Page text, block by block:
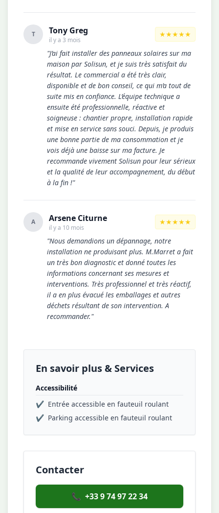
T Tony Greg
il y a 3 mois
★★★★★
"J’ai fait installer des panneaux solaires sur ma
maison par Solisun, et je suis très satisfait du
résultat. Le commercial a été très clair,
disponible et de bon conseil, ce qui m’a tout de
suite mis en confiance. L’équipe technique a
ensuite été professionnelle, réactive et
soigneuse : chantier propre, installation rapide
et mise en service sans souci. Depuis, je produis
une bonne partie de ma consommation et je
vois déjà une baisse sur ma facture. Je
recommande vivement Solisun pour leur sérieux
et la qualité de leur accompagnement, du début
à la fin !"
A Arsene Citurne
il y a 10 mois
★★★★★
"Nous demandions un dépannage, notre
installation ne produisant plus. M.Marret a fait
un très bon diagnostic et donné toutes les
informations concernant ses mesures et
interventions. Très professionnel et très réactif,
il a en plus évacué les emballages et autres
déchets résultant de son intervention. A
recommander."
En savoir plus & Services
Accessibilité
✔ Entrée accessible en fauteuil roulant
✔ Parking accessible en fauteuil roulant
Contacter
📞 +33 9 74 97 22 34